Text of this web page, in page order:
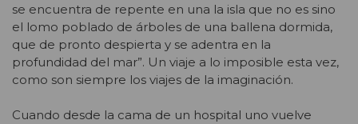
se encuentra de repente en una la isla que no es sino
el lomo poblado de árboles de una ballena dormida,
que de pronto despierta y se adentra en la
profundidad del mar”. Un viaje a lo imposible esta vez,
como son siempre los viajes de la imaginación.
Cuando desde la cama de un hospital uno vuelve